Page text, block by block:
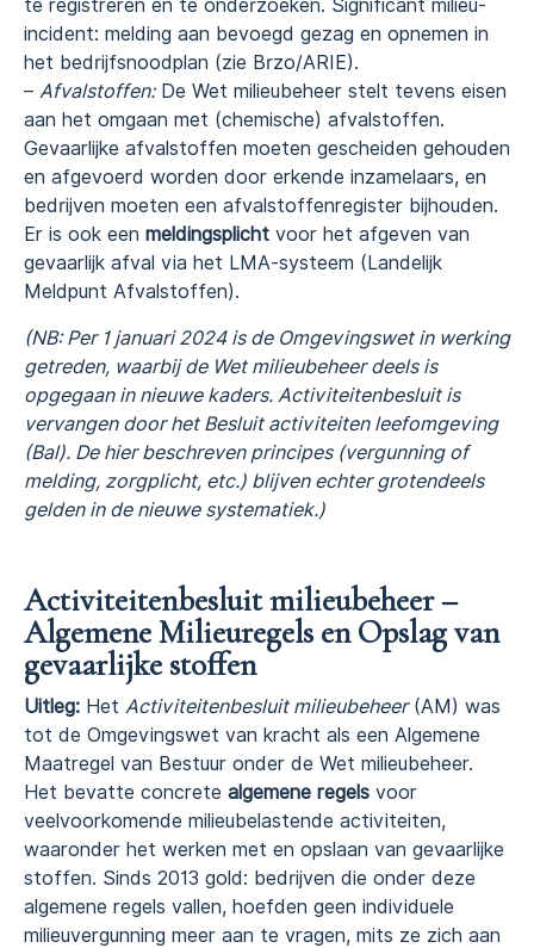
te registreren en te onderzoeken. Significant milieu-
incident: melding aan bevoegd gezag en opnemen in
het bedrijfsnoodplan (zie Brzo/ARIE).
– Afvalstoffen:De Wet milieubeheer stelt tevens eisen
aan het omgaan met (chemische) afvalstoffen.
Gevaarlijke afvalstoffen moeten gescheiden gehouden
en afgevoerd worden door erkende inzamelaars, en
bedrijven moeten een afvalstoffenregister bijhouden.
Er is ook een meldingsplicht voor het afgeven van
gevaarlijk afval via het LMA-systeem (Landelijk
Meldpunt Afvalstoffen).
(NB: Per 1 januari 2024 is de Omgevingswet in werking
getreden, waarbij de Wet milieubeheer deels is
opgegaan in nieuwe kaders. Activiteitenbesluit is
vervangen door het Besluit activiteiten leefomgeving
(Bal). De hier beschreven principes (vergunning of
melding, zorgplicht, etc.) blijven echter grotendeels
gelden in de nieuwe systematiek.)
Activiteitenbesluit milieubeheer –
Algemene Milieuregels en Opslag van
gevaarlijke stoffen
Uitleg: Het Activiteitenbesluit milieubeheer(AM) was
tot de Omgevingswet van kracht als een Algemene
Maatregel van Bestuur onder de Wet milieubeheer.
Het bevatte concrete algemene regels voor
veelvoorkomende milieubelastende activiteiten,
waaronder het werken met en opslaan van gevaarlijke
stoffen. Sinds 2013 gold: bedrijven die onder deze
algemene regels vallen, hoefden geen individuele
milieuvergunning meer aan te vragen, mits ze zich aan